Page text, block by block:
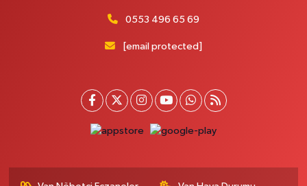
0553 496 65 69
[email protected]